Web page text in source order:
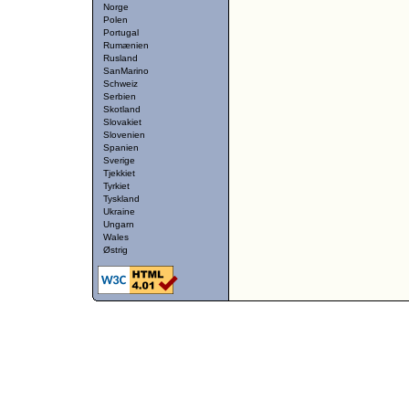
Norge
Polen
Portugal
Rumænien
Rusland
SanMarino
Schweiz
Serbien
Skotland
Slovakiet
Slovenien
Spanien
Sverige
Tjekkiet
Tyrkiet
Tyskland
Ukraine
Ungarn
Wales
Østrig